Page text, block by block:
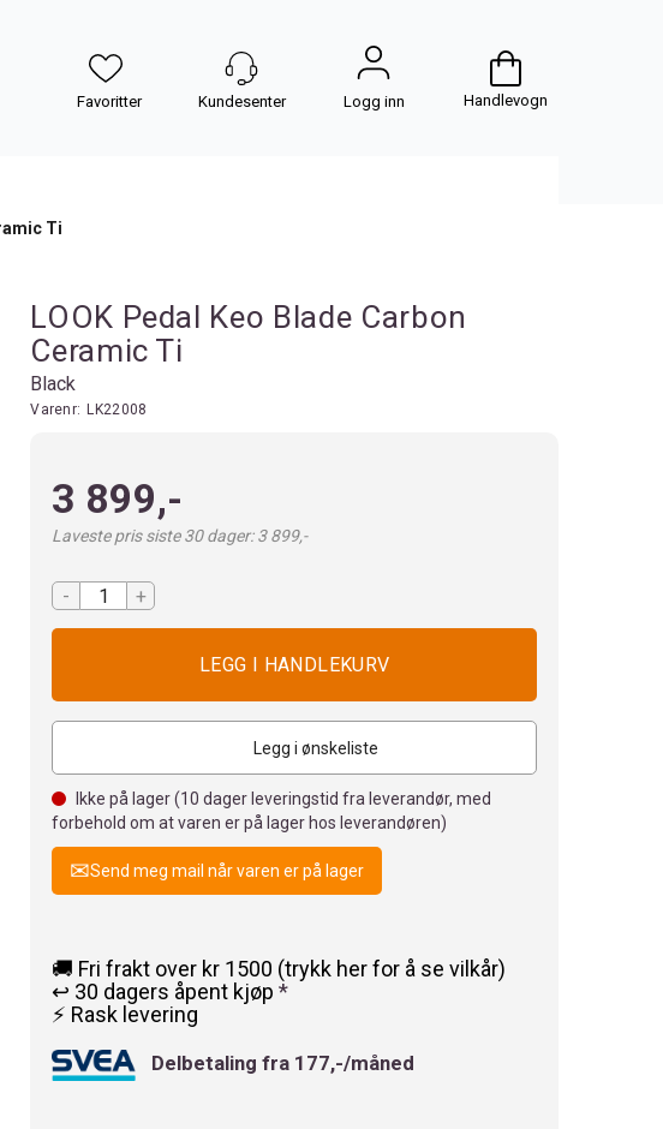
Logg inn Handlevogn
Ti
LOOK Pedal Keo Blade Carbon
Ceramic Ti
Black
Varenr: LK22008
3 899,-
Laveste pris siste 30 dager: 3 899,-
- +
Legg i ønskeliste
Ikke på lager (10 dager leveringstid fra leverandør, med
forbehold om at varen er på lager hos leverandøren)
Send meg mail når varen er på lager
🚚 Fri frakt over kr 1500 (trykk her for å se vilkår)
↩️ 30 dagers åpent kjøp*
⚡ Rask levering
Delbetaling fra 177,-/måned